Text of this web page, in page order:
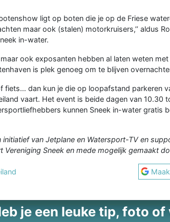
ligt op boten die je op de Friese
maar ook (stalen) motorkruisers,’’ aldus
in-water.
ook exposanten hebben al laten weten
is plek genoeg om te blijven
fiets… dan kun je die op loopafstand parkeren
vaart. Het event is beide dagen van 10.30
kunnen Sneek in-water gratis
initiatief van Jetplane en Watersport-TV en
Vereniging Sneek en mede mogelijk gemaakt
Maak
je een leuke tip, foto of